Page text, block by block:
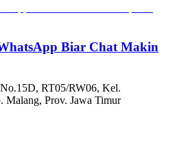
Biar Chat Makin
RT05/RW06, Kel.
Malang, Prov. Jawa Timur